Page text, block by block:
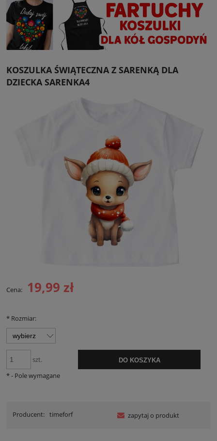
KOSZULKA ŚWIĄTECZNA Z SARENKĄ DLA
DZIECKA SARENKA4
Cena: 19,99 zł
* Rozmiar:
szt. DO KOSZYKA
*- Pole wymagane
Producent: timeforf zapytaj o produkt